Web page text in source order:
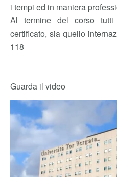
i tempi ed in maniera
Al termine del corso
certificato, sia quello
118
Guarda il video